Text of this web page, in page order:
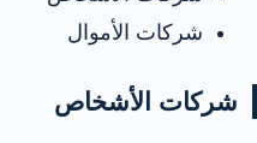
شركات الأموال
شركات الأشخاص